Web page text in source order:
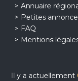
Annuaire
Petites
FAQ
Mentions
Il y a actuellement